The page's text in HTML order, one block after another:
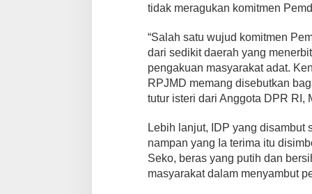
tidak meragukan komitmen
“Salah satu wujud komitmen
dari sedikit daerah yang
pengakuan masyarakat adat.
RPJMD memang disebutkan
tutur isteri dari Anggota DPR RI,
Lebih lanjut, IDP yang disambut
nampan yang Ia terima itu
Seko, beras yang putih dan
masyarakat dalam menyambut